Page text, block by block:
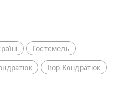
Гостомель
Ігор Кондратюк